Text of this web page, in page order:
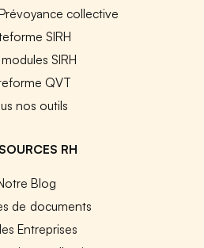
collective
SIRH
SIRH
QVT
nos outils
RH
Blog
de documents
Entreprises